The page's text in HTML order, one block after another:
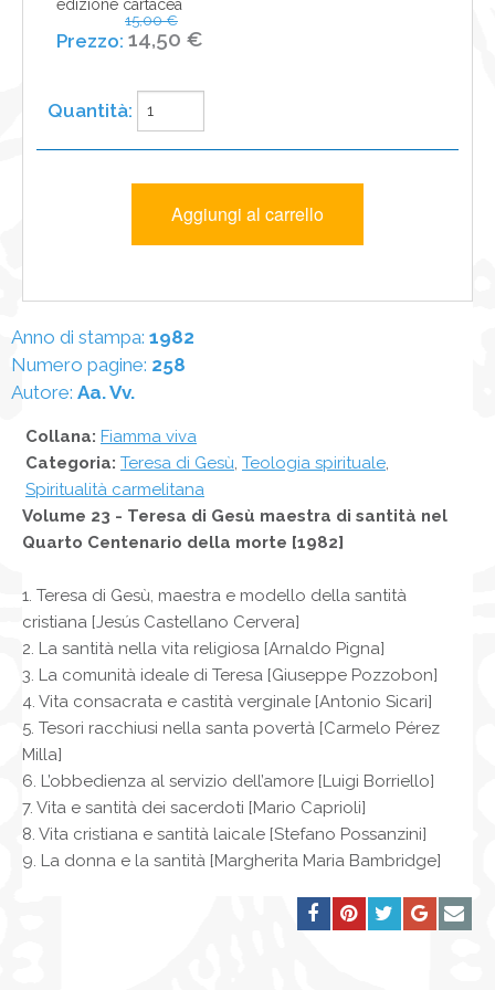
edizione cartacea
15,00 €
14,50 €
Anno di stampa: 1982
Numero pagine: 258
Autore: Aa. Vv.
Collana: Fiamma viva
Categoria: Teresa di Gesù Teologia spirituale
Spiritualità carmelitana
Volume 23 - Teresa di Gesù maestra di santità nel
Quarto Centenario della morte [1982]
1. Teresa di Gesù, maestra e modello della santità
cristiana [Jesús Castellano Cervera]
2. La santità nella vita religiosa [Arnaldo Pigna]
3. La comunità ideale di Teresa [Giuseppe Pozzobon]
4. Vita consacrata e castità verginale [Antonio Sicari]
5. Tesori racchiusi nella santa povertà [Carmelo Pérez
Milla]
6. L’obbedienza al servizio dell’amore [Luigi Borriello]
7. Vita e santità dei sacerdoti [Mario Caprioli]
8. Vita cristiana e santità laicale [Stefano Possanzini]
9. La donna e la santità [Margherita Maria Bambridge]